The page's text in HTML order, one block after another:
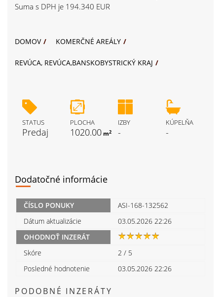
Suma s DPH je 194.340 EUR
DOMOV KOMERČNÉ AREÁLY
REVÚCA, REVÚCA,BANSKOBYSTRICKÝ KRAJ
STATUS
Predaj
PLOCHA
1020.00 m2
IZBY
-
KÚPELŇA
-
Dodatočné informácie
ČÍSLO PONUKY
ASI-168-132562
Dátum aktualizácie
03.05.2026 22:26
OHODNOŤ INZERÁT
Skóre
2 / 5
Posledné hodnotenie
03.05.2026 22:26
PODOBNÉ INZERÁTY